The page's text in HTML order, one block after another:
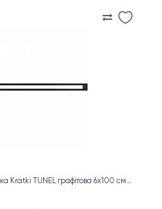
Kratki TUNEL графітова 6х100 см...